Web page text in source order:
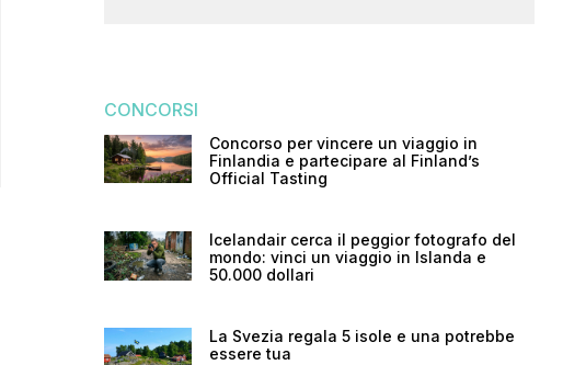
CONCORSI
Concorso per vincere un viaggio in
Finlandia e partecipare al Finland’s
Official Tasting
Icelandair cerca il peggior fotografo del
mondo: vinci un viaggio in Islanda e
50.000 dollari
La Svezia regala 5 isole e una potrebbe
essere tua